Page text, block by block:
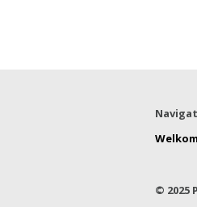
Welkom
© 2025